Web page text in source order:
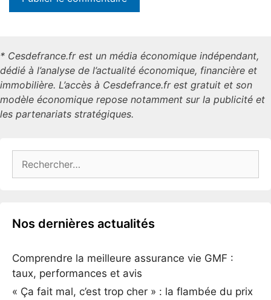
* Cesdefrance.fr est un média économique indépendant,
dédié à l’analyse de l’actualité économique, financière et
immobilière. L’accès à Cesdefrance.fr est gratuit et son
modèle économique repose notamment sur la publicité et
les partenariats stratégiques.
Nos dernières actualités
Comprendre la meilleure assurance vie GMF :
taux, performances et avis
« Ça fait mal, c’est trop cher » : la flambée du prix